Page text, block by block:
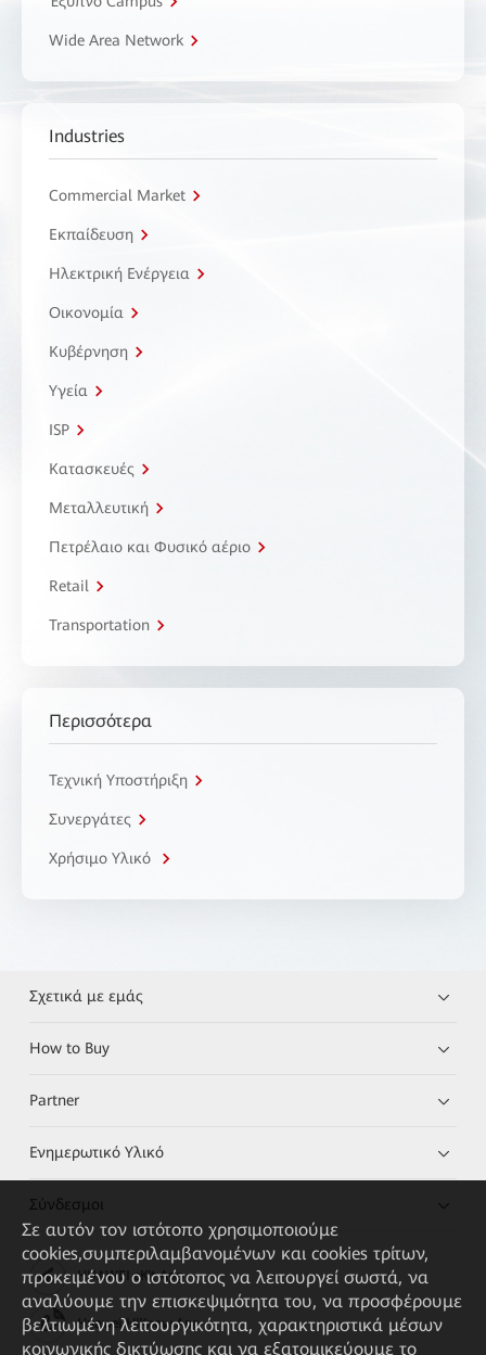
Wide Area Network
Industries
Commercial Market
Εκπαίδευση
Ηλεκτρική Ενέργεια
Οικονομία
Κυβέρνηση
Υγεία
ISP
Κατασκευές
Μεταλλευτική
Πετρέλαιο και Φυσικό αέριο
Retail
Transportation
Περισσότερα
Τεχνική Υποστήριξη
Συνεργάτες
Χρήσιμο Υλικό
Σχετικά με εμάς
How to Buy
Partner
Ενημερωτικό Υλικό
Σύνδεσμοι
HUAWEI eKit App
Huawei HiKnow App
Σε αυτόν τον ιστότοπο χρησιμοποιούμε
cookies,συμπεριλαμβανομένων και cookies τρίτων,
προκειμένου ο ιστότοπος να λειτουργεί σωστά, να
αναλύουμε την επισκεψιμότητα του, να προσφέρουμε
βελτιωμένη λειτουργικότητα, χαρακτηριστικά μέσων
κοινωνικής δικτύωσης και να εξατομικεύουμε το